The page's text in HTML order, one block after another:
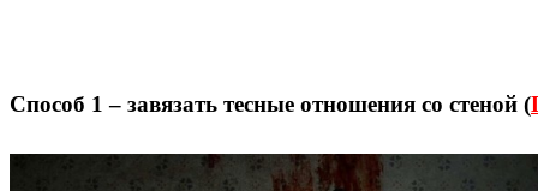
Способ 1 – завязать тесные отношения со стеной (